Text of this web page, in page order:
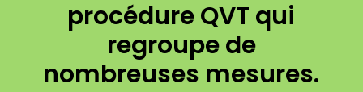
procédure QVT qui
regroupe de
nombreuses mesures.